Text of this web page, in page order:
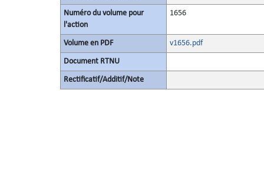
Numéro du volume pour
l'action
1656
Volume en PDF v1656.pdf
Document RTNU
Rectificatif/Additif/Note